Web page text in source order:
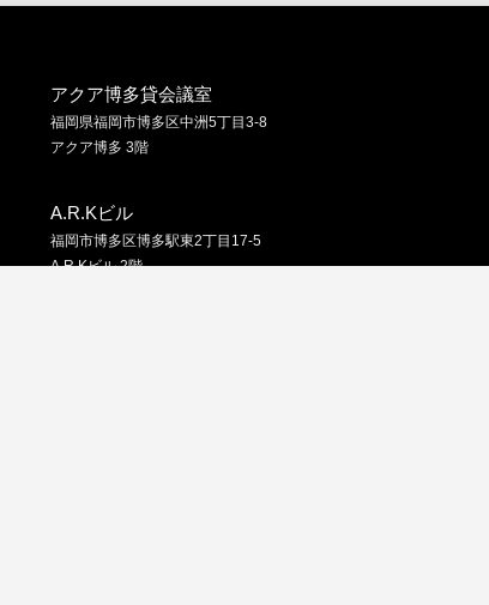
アクア博多貸会議室
福岡県福岡市博多区中洲5丁目3-8
アクア博多 3階
A.R.Kビル
福岡市博多区博多駅東2丁目17-5
A.R.Kビル 2階